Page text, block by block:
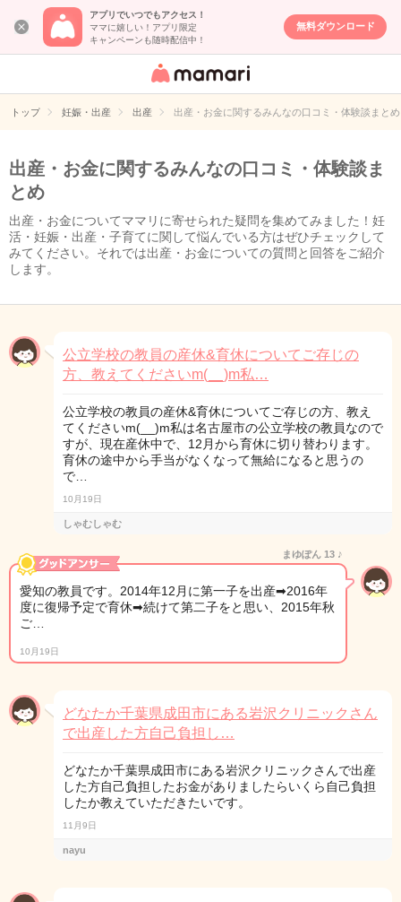
アプリでいつでもアクセス！
ママに嬉しい！アプリ限定
キャンペーンも随時配信中！
無料ダウンロード
女性専用匿名QA
イト
トップ 妊娠・出産 出産 出産・お金に関するみんなの口コミ・体験談まとめ
出産・お金に関するみんなの口コミ・体験談ま
とめ
出産・お金についてママリに寄せられた疑問を集めてみました！妊
活・妊娠・出産・子育てに関して悩んでいる方はぜひチェックして
みてください。それでは出産・お金についての質問と回答をご紹介
します。
公立学校の教員の産休&育休についてご存じの
方、教えてくださいm(__)m私…
公立学校の教員の産休&育休についてご存じの方、教え
てくださいm(__)m私は名古屋市の公立学校の教員なので
すが、現在産休中で、12月から育休に切り替わります。
育休の途中から手当がなくなって無給になると思うの
で…
10月19日
しゃむしゃむ
まゆぽん 13 ♪
愛知の教員です。2014年12月に第一子を出産➡2016年
度に復帰予定で育休➡続けて第二子をと思い、2015年秋
ご…
10月19日
どなたか千葉県成田市にある岩沢クリニックさん
で出産した方自己負担し…
どなたか千葉県成田市にある岩沢クリニックさんで出産
した方自己負担したお金がありましたらいくら自己負担
したか教えていただきたいです。
11月9日
nayu